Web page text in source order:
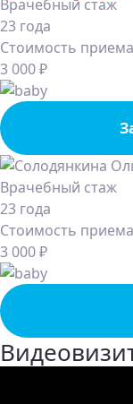
Врачебный стаж
23 года
Стоимость приема
3 000 ₽
Врачебный стаж
23 года
Стоимость приема
3 000 ₽